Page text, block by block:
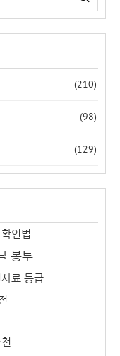
(210)
(98)
(129)
인법
봉투
료 등급